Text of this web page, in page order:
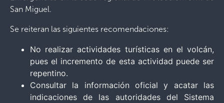
San Miguel.
Se reiteran las siguientes recomendaciones:
No realizar actividades turísticas en el volcán,
pues el incremento de esta actividad puede ser
repentino.
Consultar la información oficial y acatar las
indicaciones de las autoridades del Sistema